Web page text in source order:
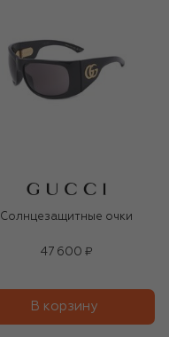
Солнцезащитные очки
47 600 ₽
В корзину